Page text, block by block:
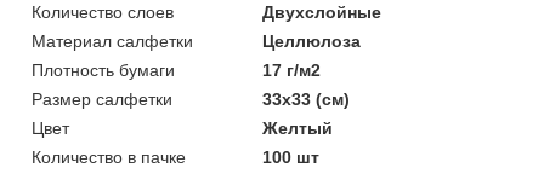
Количество слоев
Двухслойные
Материал салфетки
Целлюлоза
Плотность бумаги
17 г/м2
Размер салфетки
33х33 (см)
Цвет
Желтый
Количество в пачке
100 шт